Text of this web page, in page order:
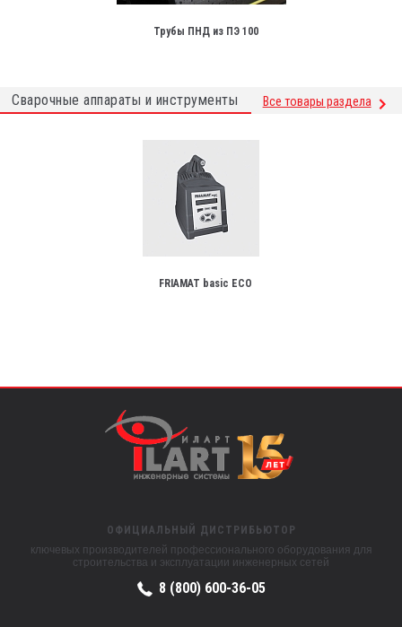
Трубы ПНД из ПЭ 100
Сварочные аппараты и инструменты Все товары раздела
FRIAMAT basic ECO
ОФИЦИАЛЬНЫЙ ДИСТРИБЬЮТОР
ключевых производителей профессионального оборудования для
строительства и эксплуатации инженерных сетей
8 (800) 600-36-05